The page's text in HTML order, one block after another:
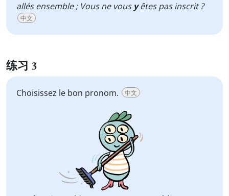
allés ensemble ; Vous ne vous yêtes pas inscrit ?
中文
练习 3
Choisissez le bon pronom. 中文